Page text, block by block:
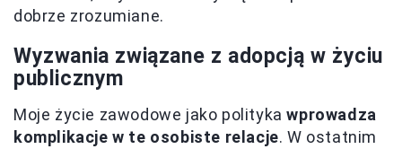
dobrze zrozumiane.
Wyzwania związane z adopcją w życiu
publicznym
Moje życie zawodowe jako politykawprowadza
komplikacje w te osobiste relacje. W ostatnim